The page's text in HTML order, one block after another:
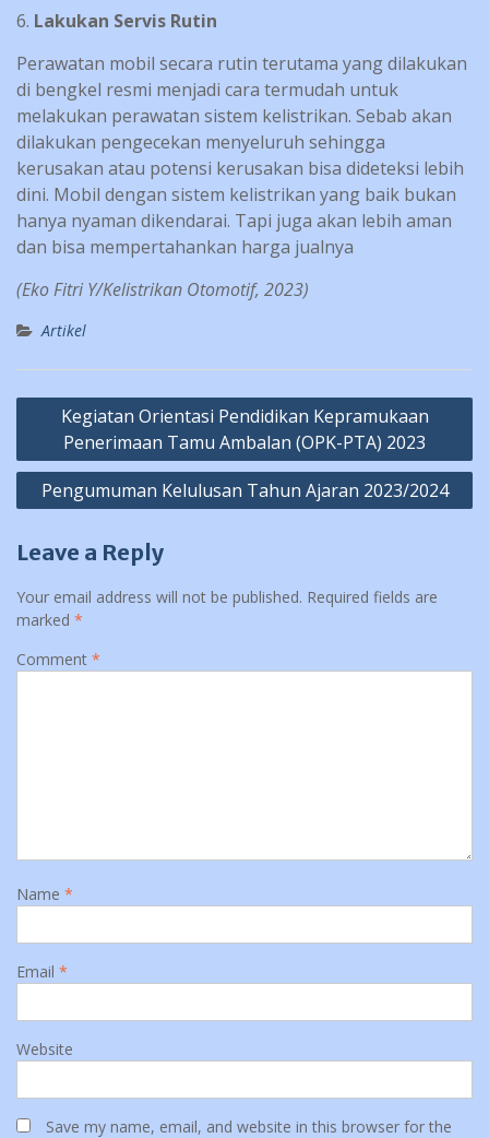
6. Lakukan Servis Rutin
Perawatan mobil secara rutin terutama yang dilakukan
di bengkel resmi menjadi cara termudah untuk
melakukan perawatan sistem kelistrikan. Sebab akan
dilakukan pengecekan menyeluruh sehingga
kerusakan atau potensi kerusakan bisa dideteksi lebih
dini. Mobil dengan sistem kelistrikan yang baik bukan
hanya nyaman dikendarai. Tapi juga akan lebih aman
dan bisa mempertahankan harga jualnya
(Eko Fitri Y/Kelistrikan Otomotif, 2023)
Artikel
Post
navigation
Kegiatan Orientasi Pendidikan Kepramukaan
Penerimaan Tamu Ambalan (OPK-PTA) 2023
Pengumuman Kelulusan Tahun Ajaran 2023/2024
Leave a Reply
Your email address will not be published. Required fields are
marked *
Comment *
Name *
Email *
Website
Save my name, email, and website in this browser for the